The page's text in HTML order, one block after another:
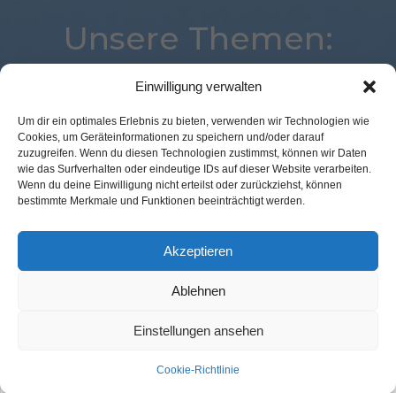
Einwilligung verwalten
Um dir ein optimales Erlebnis zu bieten, verwenden wir Technologien wie
Cookies, um Geräteinformationen zu speichern und/oder darauf
zuzugreifen. Wenn du diesen Technologien zustimmst, können wir Daten
wie das Surfverhalten oder eindeutige IDs auf dieser Website verarbeiten.
Wenn du deine Einwilligung nicht erteilst oder zurückziehst, können
bestimmte Merkmale und Funktionen beeinträchtigt werden.
Akzeptieren
Ablehnen
Einstellungen ansehen
Cookie-Richtlinie
Unsere Themen:
Analytics Advertising
Augmented Reality
POS Connect
Expertenwissen Digital
Payment
eCommerce
Location Loyalty
Voice
Künstliche Intelligenz
Best Retail Cases
Logistik
Marketing
Kontakt Redaktion Impressum Datenschutz
© GFM Nachrichten:
11 Prozent Communication